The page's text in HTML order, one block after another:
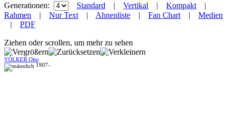
Generationen: Standard | Vertikal | Kompakt |
Rahmen | Nur Text | Ahnenliste | Fan Chart | Medien
| PDF
Ziehen oder scrollen, um mehr zu sehen
VÖLKER Otto
1907-